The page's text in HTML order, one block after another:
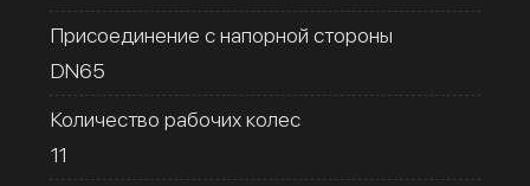
Присоединение с напорной стороны
DN65
Количество рабочих колес
11